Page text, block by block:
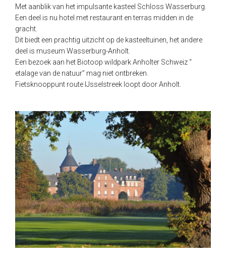
Met aanblik van het impulsante kasteel Schloss Wasserburg.
Een deel is nu hotel met restaurant en terras midden in de
gracht.
Dit biedt een prachtig uitzicht op de kasteeltuinen, het andere
deel is museum Wasserburg-Anholt.
Een bezoek aan het Biotoop wildpark Anholter Schweiz “
etalage van de natuur” mag niet ontbreken.
Fietsknooppunt route IJsselstreek loopt door Anholt.